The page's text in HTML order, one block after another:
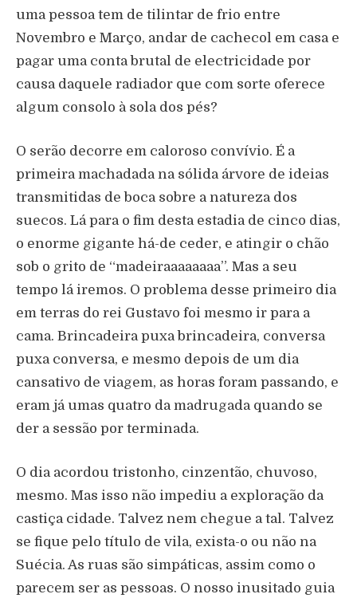
uma pessoa tem de tilintar de frio entre
Novembro e Março, andar de cachecol em casa e
pagar uma conta brutal de electricidade por
causa daquele radiador que com sorte oferece
algum consolo à sola dos pés?
O serão decorre em caloroso convívio. É a
primeira machadada na sólida árvore de ideias
transmitidas de boca sobre a natureza dos
suecos. Lá para o fim desta estadia de cinco dias,
o enorme gigante há-de ceder, e atingir o chão
sob o grito de “madeiraaaaaaaa”. Mas a seu
tempo lá iremos. O problema desse primeiro dia
em terras do rei Gustavo foi mesmo ir para a
cama. Brincadeira puxa brincadeira, conversa
puxa conversa, e mesmo depois de um dia
cansativo de viagem, as horas foram passando, e
eram já umas quatro da madrugada quando se
der a sessão por terminada.
O dia acordou tristonho, cinzentão, chuvoso,
mesmo. Mas isso não impediu a exploração da
castiça cidade. Talvez nem chegue a tal. Talvez
se fique pelo título de vila, exista-o ou não na
Suécia. As ruas são simpáticas, assim como o
parecem ser as pessoas. O nosso inusitado guia